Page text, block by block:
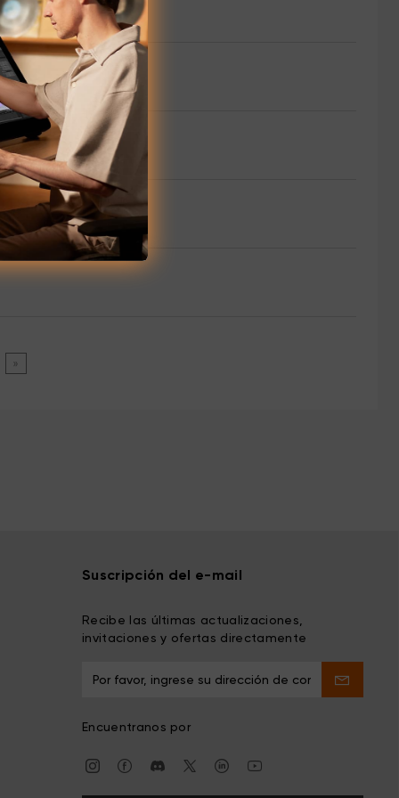
»
Suscripción del e-mail
Recibe las últimas actualizaciones,
invitaciones y ofertas directamente
Encuentranos por